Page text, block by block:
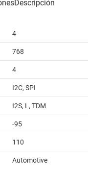
4
768
4
I2C, SPI
I2S, L, TDM
-95
110
Automotive